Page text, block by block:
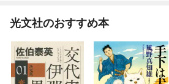
光文社のおすすめ本